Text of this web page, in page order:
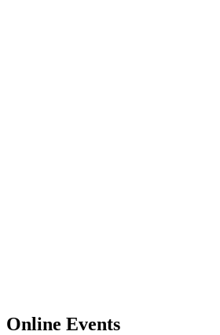
Online Events